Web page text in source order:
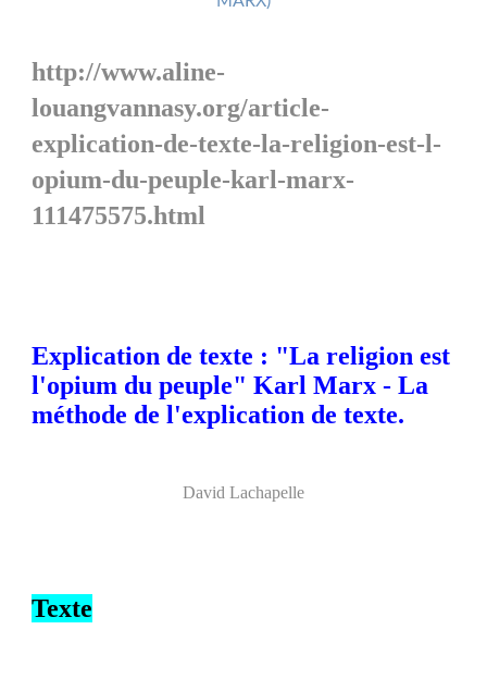
http://www.aline-
louangvannasy.org/article-
explication-de-texte-la-religion-est-l-
opium-du-peuple-karl-marx-
111475575.html
Explication de texte : "La religion est
l'opium du peuple" Karl Marx - La
méthode de l'explication de texte.
David Lachapelle
Texte